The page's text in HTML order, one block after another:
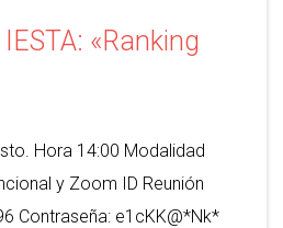
«Ranking
Hora 14:00 Modalidad
y Zoom ID Reunión
Contraseña: e1cKK@*Nk*